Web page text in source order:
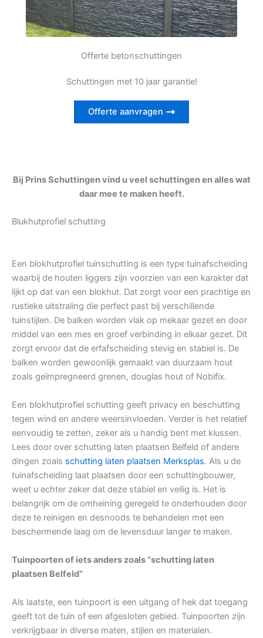
Offerte betonschuttingen
Schuttingen met 10 jaar garantie!
Offerte aanvragen
Bij Prins Schuttingen vind u veel schuttingen en alles wat
daar mee te maken heeft.
Blukhutprofiel schutting
Een blokhutprofiel tuinschutting is een type tuinafscheiding
waarbij de houten liggers zijn voorzien van een karakter dat
lijkt op dat van een blokhut. Dat zorgt voor een prachtige en
rustieke uitstraling die perfect past bij verschillende
tuinstijlen. De balken worden vlak op mekaar gezet en door
middel van een mes en groef verbinding in elkaar gezet. Dit
zorgt ervoor dat de erfafscheiding stevig en stabiel is. De
balken worden gewoonlijk gemaakt van duurzaam hout
zoals geïmpregneerd grenen, douglas hout of Nobifix.
Een blokhutprofiel schutting geeft privacy en beschutting
tegen wind en andere weersinvloeden. Verder is het relatief
eenvoudig te zetten, zeker als u handig bent met klussen.
Lees door over schutting laten plaatsen Belfeld of andere
dingen zoals schutting laten plaatsen Merksplas. Als u de
tuinafscheiding laat plaatsen door een schuttingbouwer,
weet u echter zeker dat deze stabiel en veilig is. Het is
belangrijk om de omheining geregeld te onderhouden door
deze te reinigen en desnoods te behandelen met een
beschermende laag om de levensduur langer te maken.
Tuinpoorten of iets anders zoals “schutting laten
plaatsen Belfeld”
Als laatste, een tuinpoort is een uitgang of hek dat toegang
geeft tot de tuin of een afgesloten gebied. Tuinpoorten zijn
verkrijgbaar in diverse maten, stijlen en materialen.